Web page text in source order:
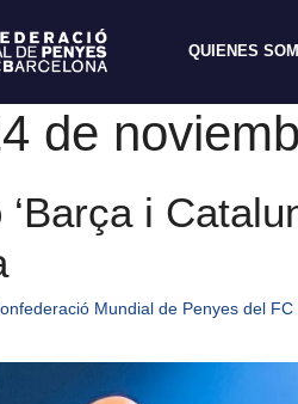
QUIENES
de
i
Mundial de Penyes del FC